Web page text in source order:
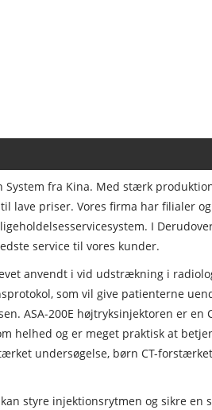
System fra Kina. Med stærk
lave priser. Vores firma har filialer
I
service til vores kunder.
anvendt i vid udstrækning i
som vil give patienterne
ASA-200E højtryksinjektoren er en
helhed og er meget praktisk at
undersøgelse, børn CT-
styre injektionsrytmen og sikre en